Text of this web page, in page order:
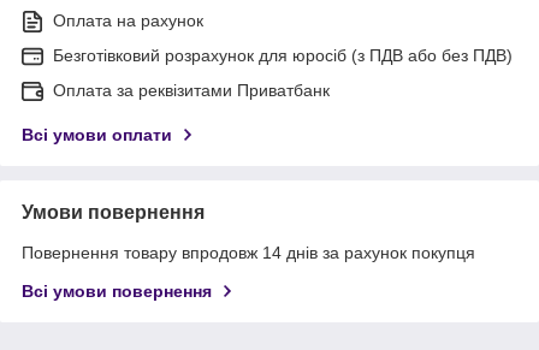
Оплата на рахунок
Безготівковий розрахунок для юросіб (з ПДВ або без ПДВ)
Оплата за реквізитами Приватбанк
Всі умови оплати
Умови повернення
Повернення товару впродовж 14 днів за рахунок покупця
Всі умови повернення